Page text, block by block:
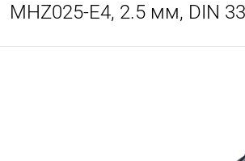
MHZ025-E4, 2.5 мм, DIN